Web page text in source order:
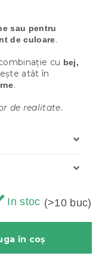
In stoc (>10 buc)
în coş
sau pentru
de culoare.
cu bej,
atât în
.
de realitate.